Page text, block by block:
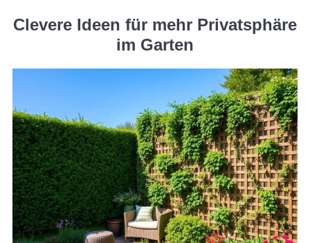
Clevere Ideen für mehr Privatsphäre
im Garten